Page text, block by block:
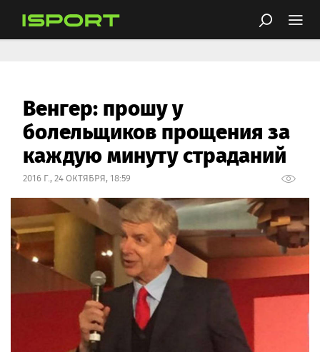
Венгер: прошу у
болельщиков прощения за
каждую минуту страданий
2016 Г., 24 ОКТЯБРЯ, 18:59